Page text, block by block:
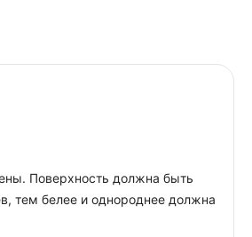
Поверхность должна быть
тем белее и однороднее должна